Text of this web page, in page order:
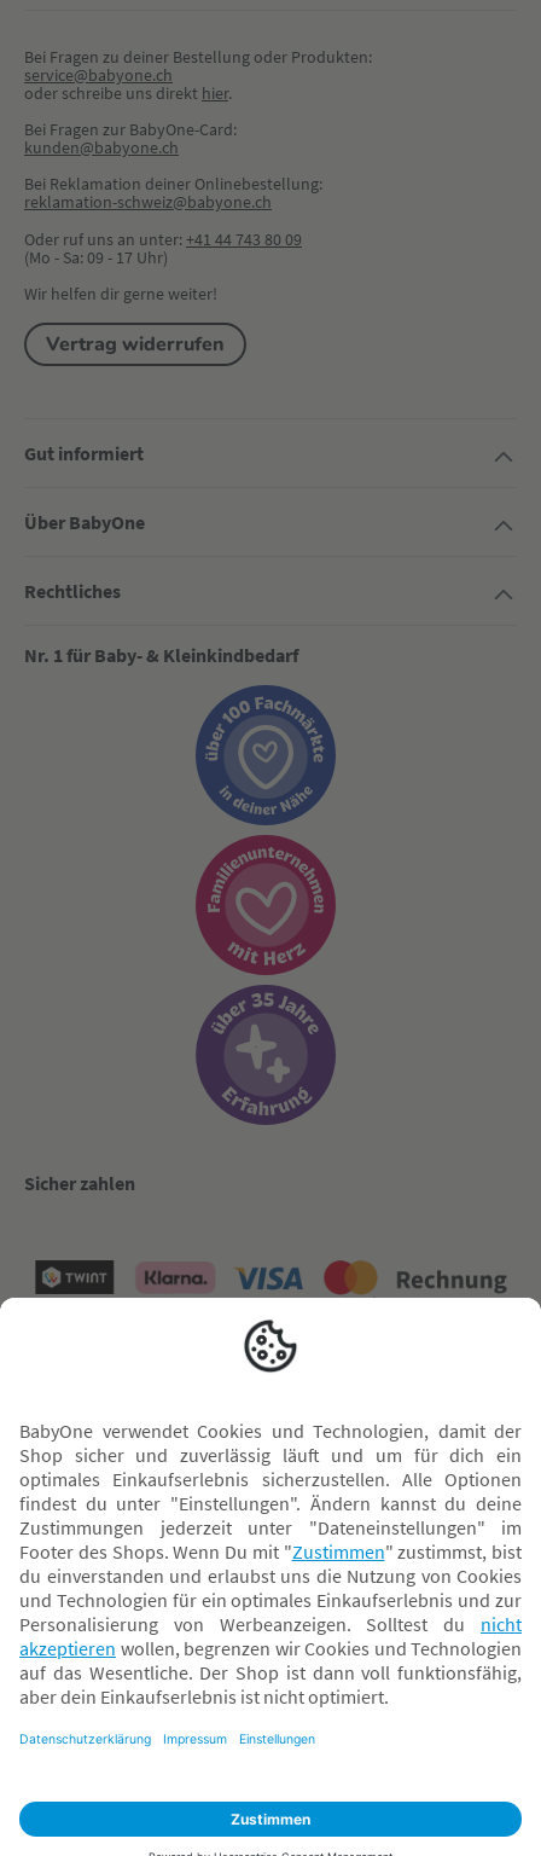
Bei Fragen zu deiner Bestellung oder Produkten:
service@babyone.ch
oder schreibe uns direkt hier.
Bei Fragen zur BabyOne-Card:
kunden@babyone.ch
Bei Reklamation deiner Onlinebestellung:
reklamation-schweiz@babyone.ch
Oder ruf uns an unter:+41 44 743 80 09
(Mo - Sa: 09 - 17 Uhr)
Wir helfen dir gerne weiter!
Vertrag widerrufen
Gut informiert
Über BabyOne
Rechtliches
Nr. 1 für Baby- & Kleinkindbedarf
Sicher zahlen
* Alle Preise inkl. MwSt. und ggf. zzgl.Versandkosten. Der dargestellte Preis gilt -
abhängig von der von dir gewählten Option - im BabyOne-Onlineshop oder bei
Abholung in dem von dir gewählten BabyOne-Franchise-Betrieb. Der für den
Onlineshop geltende Preis stellt bei einem Verkauf durch unsere Franchise-
Nehmer eine unverbindliche Preisempfehlung dar. Der Verkaufspreis der
Franchise-Nehmer im Rahmen der Option „Reservieren und Abholen“ kann
daher von dem Verkaufspreis im Onlineshop abweichen. Angaben zu
Versandzeiten gelten nur bei Bezahlung mit einer der folgenden Zahlarten: